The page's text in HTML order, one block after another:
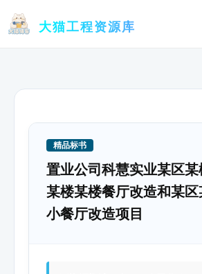
大猫工程资源库
精品标书
置业公司科慧实业某区
某楼某楼餐厅改造和某
小餐厅改造项目